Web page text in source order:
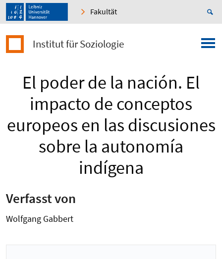
Fakultät
Institut für Soziologie
El poder de la nación. El
impacto de conceptos
europeos en las discusiones
sobre la autonomía
indígena
Verfasst von
Wolfgang Gabbert